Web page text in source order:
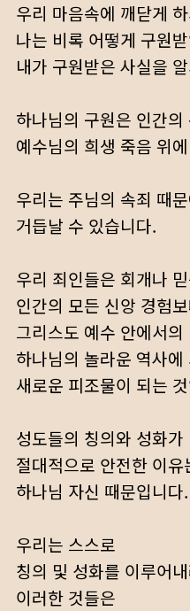
우리 마음속에 깨닫게
나는 비록 어떻게 구원
내가 구원받은 사실을
하나님의 구원은 인간
예수님의 희생 죽음 위
우리는 주님의 속죄 때
거듭날 수 있습니다.
우리 죄인들은 회개나
인간의 모든 신앙 경험
그리스도 예수 안에서의
하나님의 놀라운 역사에
새로운 피조물이 되는
성도들의 칭의와 성화가
절대적으로 안전한 이유
하나님 자신 때문입니다.
우리는 스스로
칭의 및 성화를 이루어
이러한 것들은